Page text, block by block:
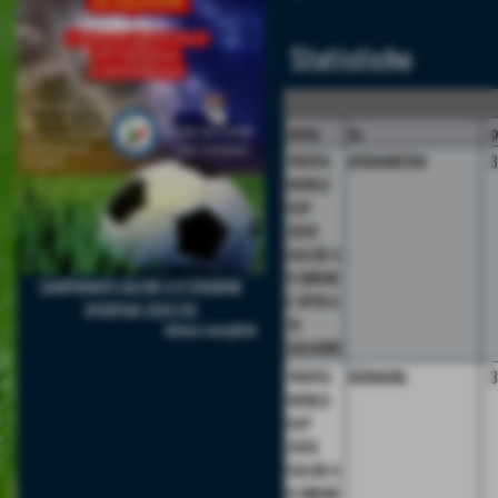
CAMPIONATO CALCIO A 8 STAGIONE
SPORTIVA 2025/26
elenco completo
Statistiche
camp. sq.
p
TROFEO
WORLD
CUP
2026
CALCIO A
8 GIRONE
E OPEN A
10
SQUADRE
AFGHANISTAN 3
TROFEO
WORLD
CUP
2026
CALCIO A
8 GIRONE
GERMANIA 3